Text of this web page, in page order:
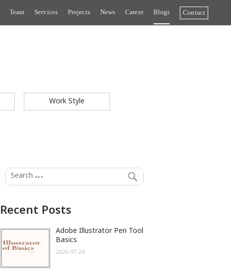
Team Services Projects News Career Blogs Contact
Work Style
Recent Posts
Adobe Illustrator Pen Tool
Basics
2026-07-24